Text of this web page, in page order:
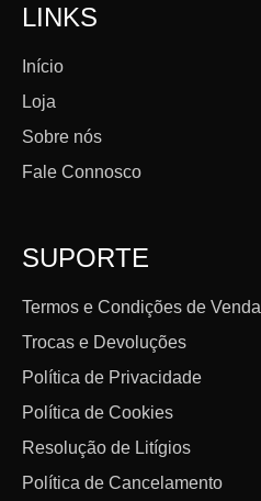
LINKS
Início
Loja
Sobre nós
Fale Connosco
SUPORTE
Termos e Condições de Venda
Trocas e Devoluções
Política de Privacidade
Política de Cookies
Resolução de Litígios
Política de Cancelamento